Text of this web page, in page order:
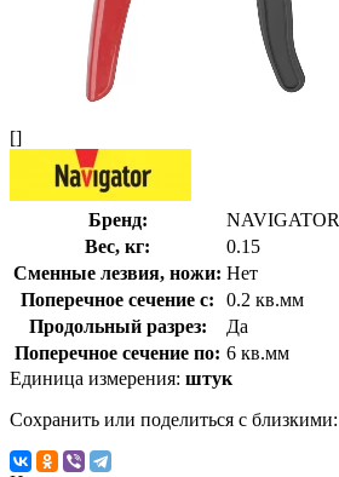
[]
Бренд:
NAVIGATOR
Вес, кг:
0.15
Сменные лезвия, ножи: Нет
Поперечное сечение с:
0.2 кв.мм
Продольный разрез:
Да
Поперечное сечение по: 6 кв.мм
Единица измерения: штук
Сохранить или поделиться с близкими: